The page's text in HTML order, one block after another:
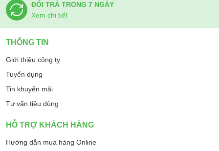
ĐỔI TRẢ TRONG 7 NGÀY
Xem chi tiết
THÔNG TIN
Giới thiệu công ty
Tuyển dụng
Tin khuyến mãi
Tư vấn tiêu dùng
HỖ TRỢ KHÁCH HÀNG
Hướng dẫn mua hàng Online